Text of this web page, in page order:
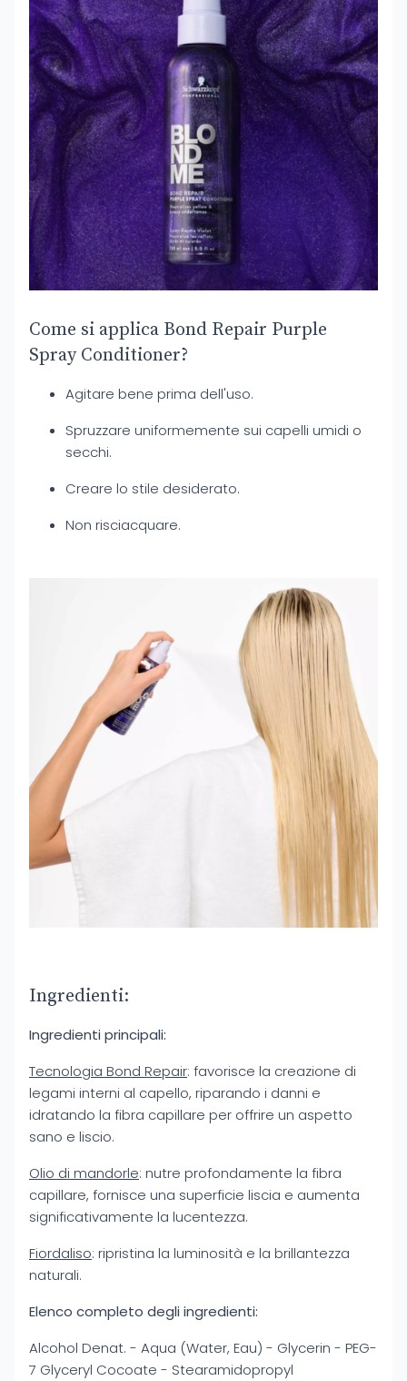
Come si applica Bond Repair Purple
Spray Conditioner?
Agitare bene prima dell'uso.
Spruzzare uniformemente sui capelli umidi o
secchi.
Creare lo stile desiderato.
Non risciacquare.
Ingredienti:
Ingredienti principali:
Tecnologia Bond Repair: favorisce la creazione di
legami interni al capello, riparando i danni e
idratando la fibra capillare per offrire un aspetto
sano e liscio.
Olio di mandorle: nutre profondamente la fibra
capillare, fornisce una superficie liscia e aumenta
significativamente la lucentezza.
Fiordaliso: ripristina la luminosità e la brillantezza
naturali.
Elenco completo degli ingredienti:
Alcohol Denat. - Aqua (Water, Eau) - Glycerin - PEG-
7 Glyceryl Cocoate - Stearamidopropyl